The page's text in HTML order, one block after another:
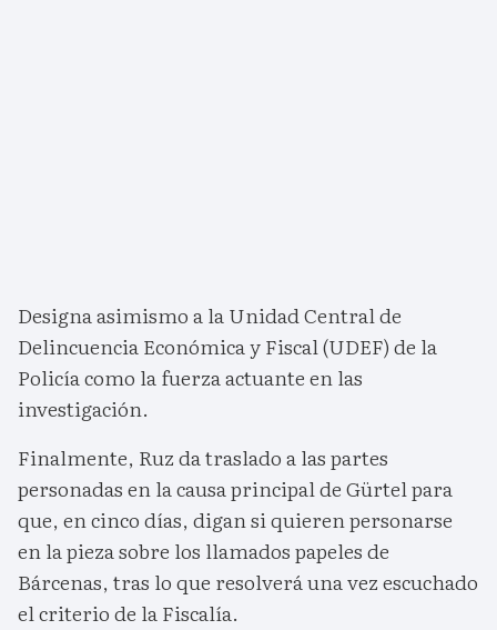
Designa asimismo a la Unidad Central de
Delincuencia Económica y Fiscal (UDEF) de la
Policía como la fuerza actuante en las
investigación.
Finalmente, Ruz da traslado a las partes
personadas en la causa principal de Gürtel para
que, en cinco días, digan si quieren personarse
en la pieza sobre los llamados papeles de
Bárcenas, tras lo que resolverá una vez escuchado
el criterio de la Fiscalía.